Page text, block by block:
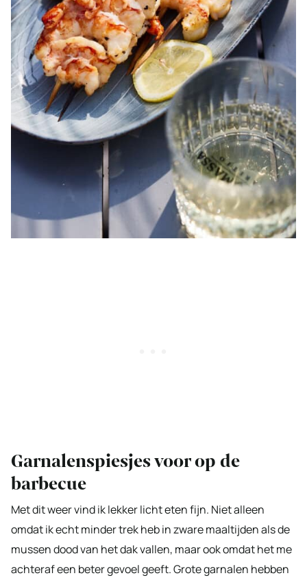
Garnalenspiesjes voor op de
barbecue
Met dit weer vind ik lekker licht eten fijn. Niet alleen
omdat ik echt minder trek heb in zware maaltijden als de
mussen dood van het dak vallen, maar ook omdat het me
achteraf een beter gevoel geeft. Grote garnalen hebben